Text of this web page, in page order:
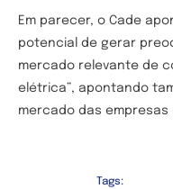
Em parecer, o Cade
potencial de gerar
mercado relevante de
elétrica”, apontando
mercado das
Tags: